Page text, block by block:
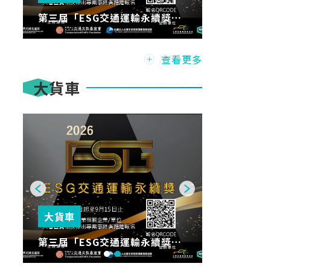
第三屆「ESG交通運輸永續獎」
徵件啟動! 號召交通運輸產業攜
手實踐ESG，共創永續新典範
查看更多
大貨車
大貨車
第三屆「ESG交通運輸永續獎」
徵件啟動! 號召交通運輸產業攜
手實踐ESG，共創永續新典範